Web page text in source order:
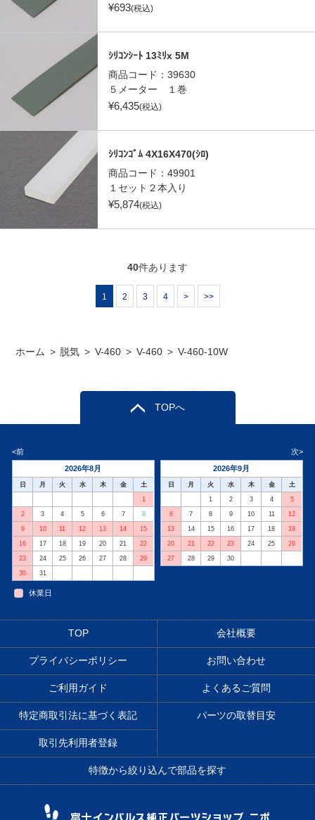
¥693(税込)
ｼﾘｺﾝｼｰﾄ 13ﾐﾘx 5M
商品コード： 39630
５メーター １巻
¥6,435(税込)
ｼﾘｺﾝｺﾞﾑ 4X16X470(ｼﾛ)
商品コード： 49901
１セット２本入り
¥5,874(税込)
40件あります
1 2 3 4 > >>
ホーム > 脱気 > V-460 > V-460 > V-460-10W
TOPへ
<前
次>
2026年8月
日 月 火 水 木 金 土
1
2 3 4 5 6 7 8
9 10 11 12 13 14 15
16 17 18 19 20 21 22
23 24 25 26 27 28 29
30 31
2026年9月
日 月 火 水 木 金 土
1 2 3 4 5
6 7 8 9 10 11 12
13 14 15 16 17 18 19
20 21 22 23 24 25 26
27 28 29 30
休業日
TOP 会社概要
プライバシーポリシー お問い合わせ
ご利用ガイド よくあるご質問
特定商取引法に基づく表記 パーツの取替目安
取引先利用者登録
特徴から絞り込んで部品を探す